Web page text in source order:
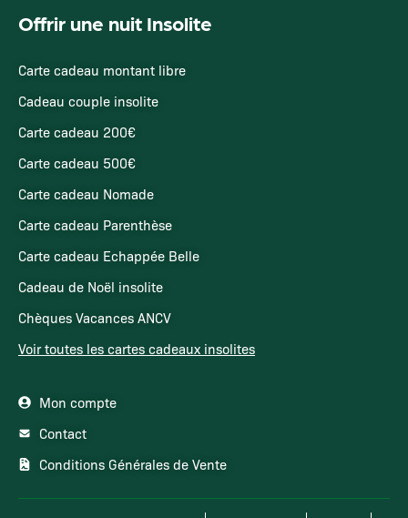
Offrir une nuit Insolite
Carte cadeau montant libre
Cadeau couple insolite
Carte cadeau 200€
Carte cadeau 500€
Carte cadeau Nomade
Carte cadeau Parenthèse
Carte cadeau Echappée Belle
Cadeau de Noël insolite
Chèques Vacances ANCV
Voir toutes les cartes cadeaux insolites
Mon compte
Contact
Conditions Générales de Vente